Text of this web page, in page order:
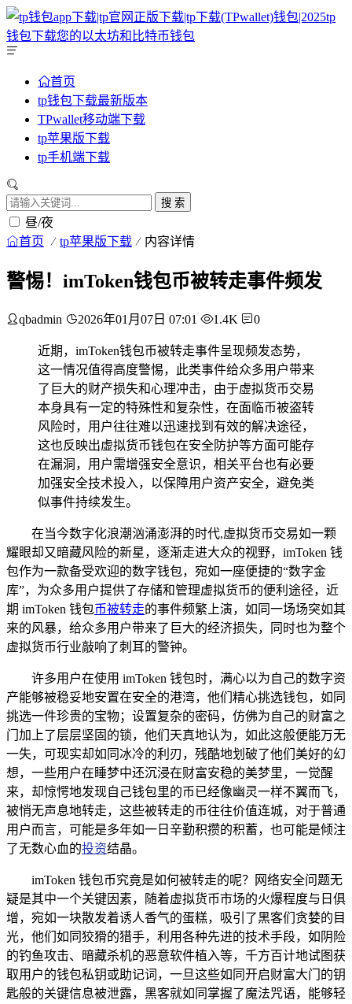
首页
tp钱包下载最新版本
TPwallet移动端下载
tp苹果版下载
tp手机端下载
搜 索
昼/夜
首页 tp苹果版下载 内容详情
警惕！imToken钱包币被转走事件频发
qbadmin 2026年01月07日 07:01 1.4K 0
近期，imToken钱包币被转走事件呈现频发态势，
这一情况值得高度警惕，此类事件给众多用户带来
了巨大的财产损失和心理冲击，由于虚拟货币交易
本身具有一定的特殊性和复杂性，在面临币被盗转
风险时，用户往往难以迅速找到有效的解决途径，
这也反映出虚拟货币钱包在安全防护等方面可能存
在漏洞，用户需增强安全意识，相关平台也有必要
加强安全技术投入，以保障用户资产安全，避免类
似事件持续发生。
在当今数字化浪潮汹涌澎湃的时代,虚拟货币交易如一颗
耀眼却又暗藏风险的新星，逐渐走进大众的视野，imToken 钱
包作为一款备受欢迎的数字钱包，宛如一座便捷的“数字金
库”，为众多用户提供了存储和管理虚拟货币的便利途径，近
期 imToken 钱包币被转走的事件频繁上演，如同一场场突如其
来的风暴，给众多用户带来了巨大的经济损失，同时也为整个
虚拟货币行业敲响了刺耳的警钟。
许多用户在使用 imToken 钱包时，满心以为自己的数字资
产能够被稳妥地安置在安全的港湾，他们精心挑选钱包，如同
挑选一件珍贵的宝物；设置复杂的密码，仿佛为自己的财富之
门加上了层层坚固的锁，他们天真地认为，如此这般便能万无
一失，可现实却如同冰冷的利刃，残酷地划破了他们美好的幻
想，一些用户在睡梦中还沉浸在财富安稳的美梦里，一觉醒
来，却惊愕地发现自己钱包里的币已经像幽灵一样不翼而飞，
被悄无声息地转走，这些被转走的币往往价值连城，对于普通
用户而言，可能是多年如一日辛勤积攒的积蓄，也可能是倾注
了无数心血的投资结晶。
imToken 钱包币究竟是如何被转走的呢？网络安全问题无
疑是其中一个关键因素，随着虚拟货币市场的火爆程度与日俱
增，宛如一块散发着诱人香气的蛋糕，吸引了黑客们贪婪的目
光，他们如同狡猾的猎手，利用各种先进的技术手段，如阴险
的钓鱼攻击、暗藏杀机的恶意软件植入等，千方百计地试图获
取用户的钱包私钥或助记词，一旦这些如同开启财富大门的钥
匙般的关键信息被泄露，黑客就如同掌握了魔法咒语，能够轻